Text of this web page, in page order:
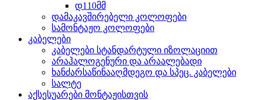
დ110მმ
დამაკავშირებელი კოლოფები
სამონტაჟო კოლოფები
კაბელები
კაბელები სტანდარტული იზოლაციით
არაჰალოგენური და არაალებადი
ხანძარსაწინააღმდეგო და სპეც. კაბელები
სალტე
აქსესუარები მონტაჟისთვის